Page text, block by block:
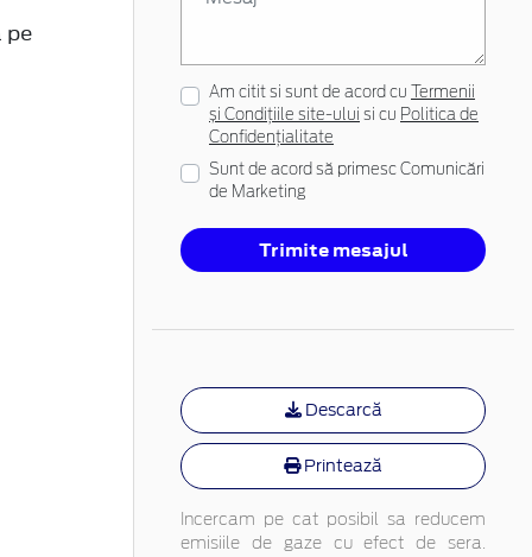
pe
Am citit si sunt de acord cu
Termenii
și Condițiile site-ului si cu Politica de
Confidențialitate
Sunt de acord să primesc Comunicări
de Marketing
Trimite mesajul
Descarcă
Printează
Incercam pe cat posibil sa reducem
emisiile de gaze cu efect de sera.